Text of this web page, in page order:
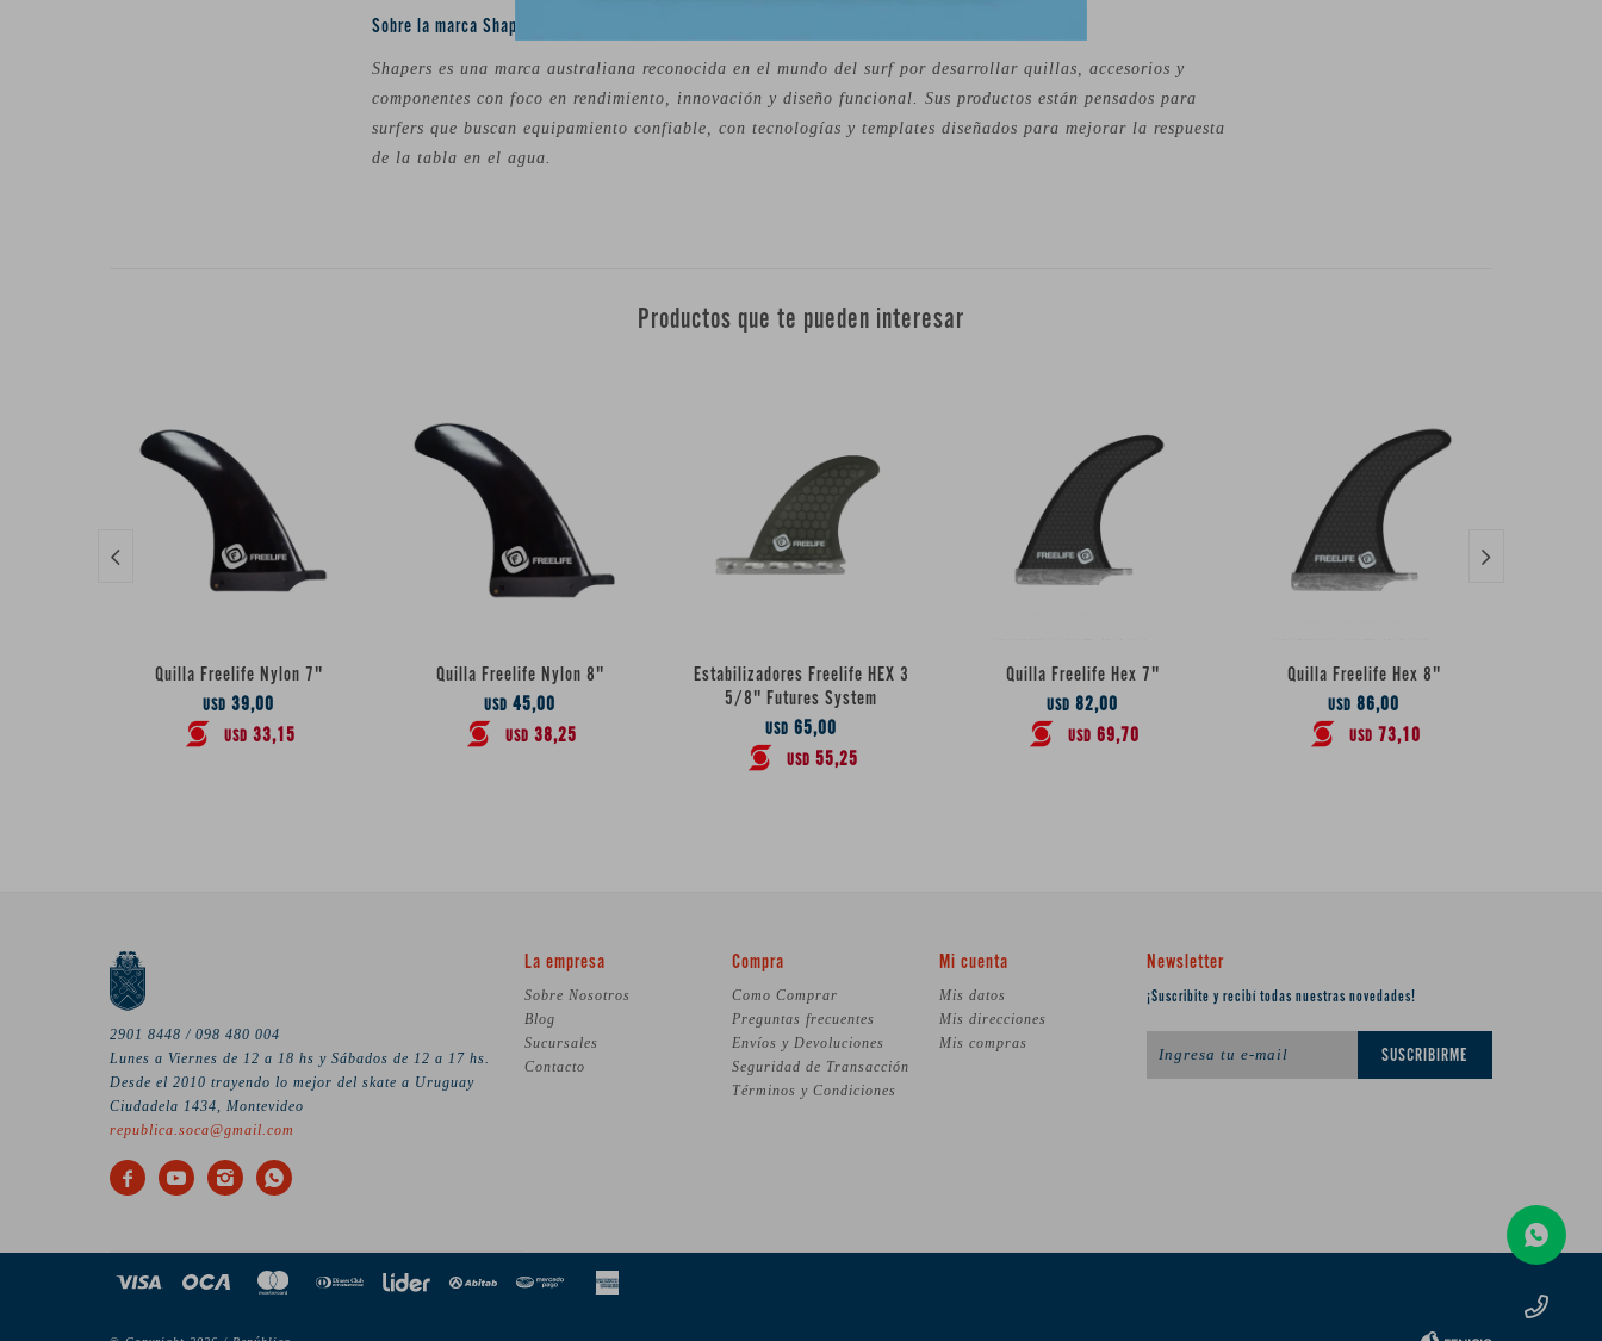
Sobre la marca Shapers:
Shapers es una marca australiana reconocida en el mundo del surf por desarrollar quillas, accesorios y
componentes con foco en rendimiento, innovación y diseño funcional. Sus productos están pensados para
surfers que buscan equipamiento confiable, con tecnologías y templates diseñados para mejorar la respuesta
de la tabla en el agua.
Productos que te pueden interesar
Quilla Freelife Nylon 7"
USD 39,00
USD 33,15
Quilla Freelife Nylon 8"
USD 45,00
USD 38,25
Estabilizadores Freelife HEX 3
5/8" Futures System
USD 65,00
USD 55,25
Quilla Freelife Hex 7"
USD 82,00
USD 69,70
Quilla Freelife Hex 8"
USD 86,00
USD 73,10
 
2901 8448 / 098 480 004
Lunes a Viernes de 12 a 18 hs y Sábados de 12 a 17 hs.
Desde el 2010 trayendo lo mejor del skate a Uruguay
Ciudadela 1434, Montevideo
republica.soca@gmail.com
   
La empresa
Sobre Nosotros
Blog
Sucursales
Contacto
Compra
Como Comprar
Preguntas frecuentes
Envíos y Devoluciones
Seguridad de Transacción
Términos y Condiciones
Mi cuenta
Mis datos
Mis direcciones
Mis compras
Newsletter
¡Suscribite y recibí todas nuestras novedades!
SUSCRIBIRME